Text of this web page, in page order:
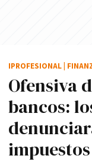
Ofensiva
bancos:
IPROFESIONAL